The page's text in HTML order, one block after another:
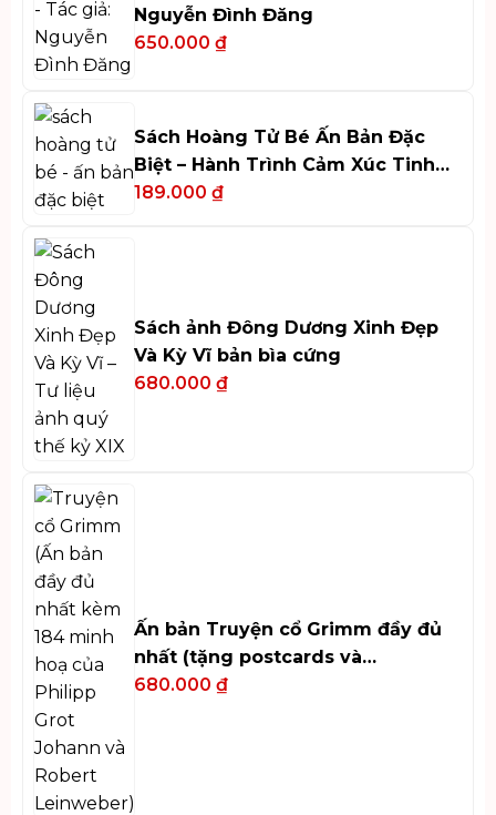
Nguyễn Đình Đăng
650.000 ₫
Sách Hoàng Tử Bé Ấn Bản Đặc
Biệt – Hành Trình Cảm Xúc Tinh
Tế
189.000 ₫
Sách ảnh Đông Dương Xinh Đẹp
Và Kỳ Vĩ bản bìa cứng
680.000 ₫
Ấn bản Truyện cổ Grimm đầy đủ
nhất (tặng postcards và
bookmark)
680.000 ₫